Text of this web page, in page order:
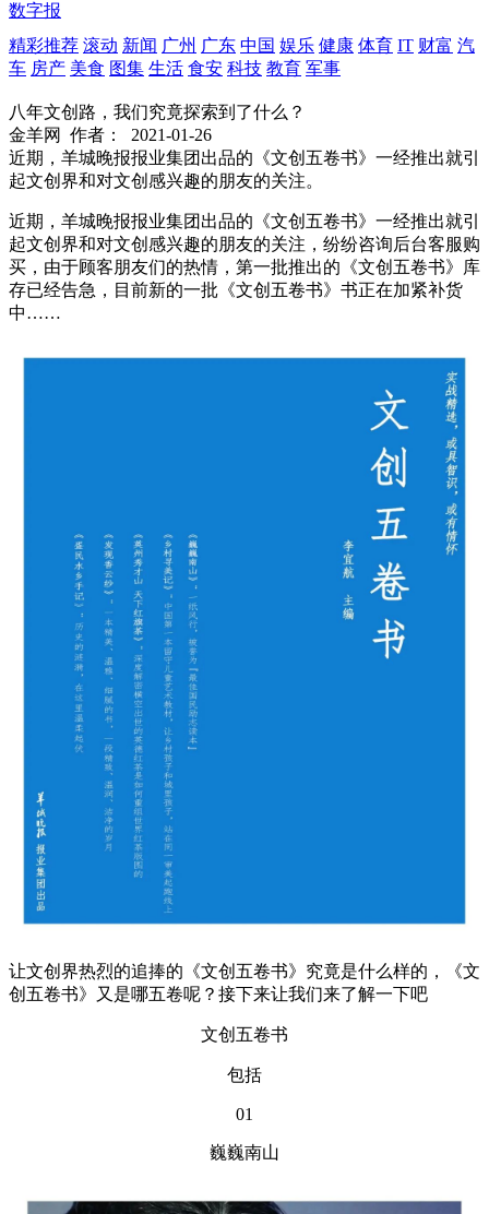
数字报
精彩推荐 滚动 新闻 广州 广东 中国 娱乐 健康 体育 IT 财富 汽
车 房产 美食 图集 生活 食安 科技 教育 军事
八年文创路，我们究竟探索到了什么？
金羊网
作者：
2021-01-26
近期，羊城晚报报业集团出品的《文创五卷书》一经推出就引
起文创界和对文创感兴趣的朋友的关注。
近期，羊城晚报报业集团出品的《文创五卷书》一经推出就引
起文创界和对文创感兴趣的朋友的关注，纷纷咨询后台客服购
买，由于顾客朋友们的热情，第一批推出的《文创五卷书》库
存已经告急，目前新的一批《文创五卷书》书正在加紧补货
中……
让文创界热烈的追捧的《文创五卷书》究竟是什么样的，《文
创五卷书》又是哪五卷呢？接下来让我们来了解一下吧
文创五卷书
包括
01
巍巍南山